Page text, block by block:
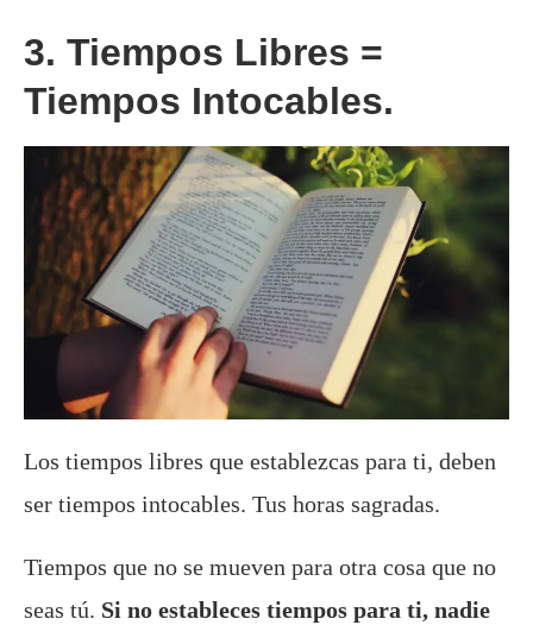
3. Tiempos Libres =
Tiempos Intocables.
Los tiempos libres que establezcas para ti, deben
ser tiempos intocables. Tus horas sagradas.
Tiempos que no se mueven para otra cosa que no
seas tú. Si no estableces tiempos para ti, nadie